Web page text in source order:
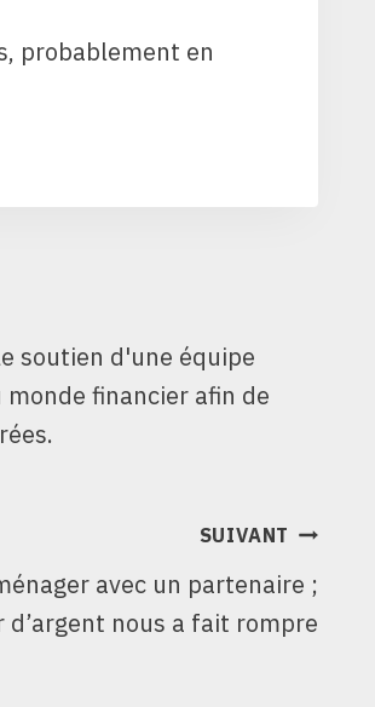
probablement en
soutien d'une équipe
financier afin de
SUIVANT
avec un partenaire ;
d’argent nous a fait rompre